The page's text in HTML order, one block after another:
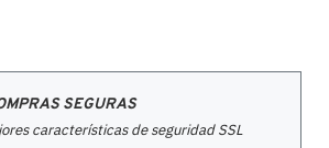
SEGURAS
características de seguridad SSL